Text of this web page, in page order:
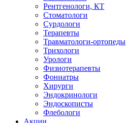
Рентгенологи, КТ
Стоматологи
Сурдологи
Терапевты
Травматологи-ортопеды
Трихологи
Урологи
Физиотерапевты
Фониатры
Хирурги
Эндокринологи
Эндоскописты
Флебологи
Акции